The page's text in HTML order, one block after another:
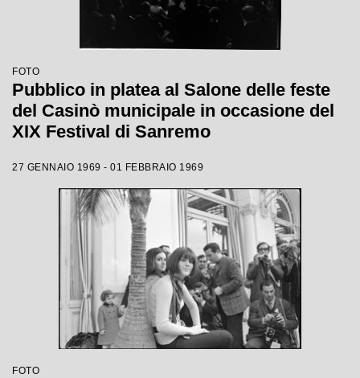
FOTO
Pubblico in platea al Salone delle feste
del Casinò municipale in occasione del
XIX Festival di Sanremo
27 GENNAIO 1969 - 01 FEBBRAIO 1969
FOTO